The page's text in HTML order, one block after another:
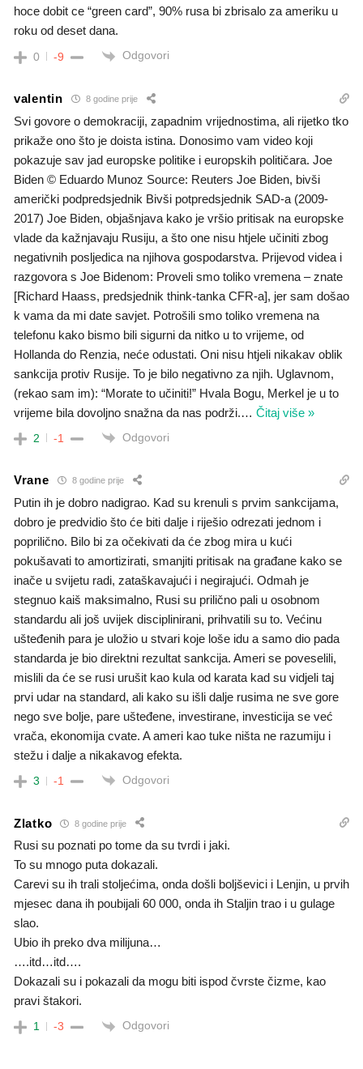
hoce dobit ce “green card”, 90% rusa bi zbrisalo za ameriku u
roku od deset dana.
0 -9 Odgovori
valentin 8 godine prije
Svi govore o demokraciji, zapadnim vrijednostima, ali rijetko tko
prikaže ono što je doista istina. Donosimo vam video koji
pokazuje sav jad europske politike i europskih političara. Joe
Biden © Eduardo Munoz Source: Reuters Joe Biden, bivši
američki podpredsjednik Bivši potpredsjednik SAD-a (2009-
2017) Joe Biden, objašnjava kako je vršio pritisak na europske
vlade da kažnjavaju Rusiju, a što one nisu htjele učiniti zbog
negativnih posljedica na njihova gospodarstva. Prijevod videa i
razgovora s Joe Bidenom: Proveli smo toliko vremena – znate
[Richard Haass, predsjednik think-tanka CFR-a], jer sam došao
k vama da mi date savjet. Potrošili smo toliko vremena na
telefonu kako bismo bili sigurni da nitko u to vrijeme, od
Hollanda do Renzia, neće odustati. Oni nisu htjeli nikakav oblik
sankcija protiv Rusije. To je bilo negativno za njih. Uglavnom,
(rekao sam im): “Morate to učiniti!” Hvala Bogu, Merkel je u to
vrijeme bila dovoljno snažna da nas podrži.… Čitaj više »
2 -1 Odgovori
Vrane 8 godine prije
Putin ih je dobro nadigrao. Kad su krenuli s prvim sankcijama,
dobro je predvidio što će biti dalje i riješio odrezati jednom i
poprilično. Bilo bi za očekivati da će zbog mira u kući
pokušavati to amortizirati, smanjiti pritisak na građane kako se
inače u svijetu radi, zataškavajući i negirajući. Odmah je
stegnuo kaiš maksimalno, Rusi su prilično pali u osobnom
standardu ali još uvijek disciplinirani, prihvatili su to. Većinu
ušteđenih para je uložio u stvari koje loše idu a samo dio pada
standarda je bio direktni rezultat sankcija. Ameri se poveselili,
mislili da će se rusi urušit kao kula od karata kad su vidjeli taj
prvi udar na standard, ali kako su išli dalje rusima ne sve gore
nego sve bolje, pare ušteđene, investirane, investicija se već
vrača, ekonomija cvate. A ameri kao tuke ništa ne razumiju i
stežu i dalje a nikakavog efekta.
3 -1 Odgovori
Zlatko 8 godine prije
Rusi su poznati po tome da su tvrdi i jaki.
To su mnogo puta dokazali.
Carevi su ih trali stoljećima, onda došli boljševici i Lenjin, u prvih
mjesec dana ih poubijali 60 000, onda ih Staljin trao i u gulage
slao.
Ubio ih preko dva milijuna…
….itd…itd….
Dokazali su i pokazali da mogu biti ispod čvrste čizme, kao
pravi štakori.
1 -3 Odgovori